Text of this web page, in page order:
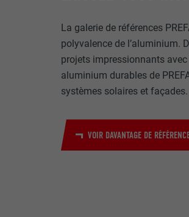
La galerie de références
polyvalence de l’aluminium.
projets impressionnants
aluminium durables de
systèmes solaires et façades.
VOIR DAVANTAGE DE